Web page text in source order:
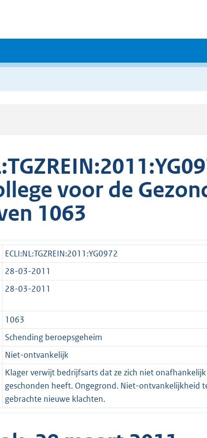
voor de
1063
ECLI:NL:TGZREIN:2011:YG0972
28-03-2011
28-03-2011
1063
Schending beroepsgeheim
Niet-ontvankelijk
Klager verwijt bedrijfsarts dat ze zich niet
geschonden heeft. Ongegrond. Niet-ontvankelijkheid
gebrachte nieuwe klachten.